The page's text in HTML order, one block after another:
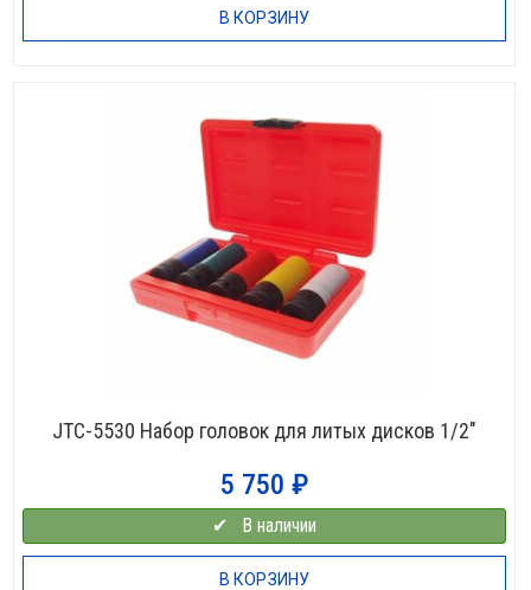
В КОРЗИНУ
JTC-5530 Набор головок для литых дисков 1/2″
5 750 ₽
✔⠀В наличии
В КОРЗИНУ